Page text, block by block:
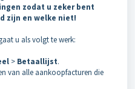
zodat u zeker bent
zijn en welke niet!
u als volgt te werk:
> Betaallijst.
van alle aankoopfacturen die